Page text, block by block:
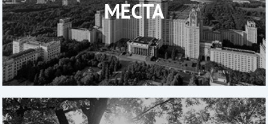
МЕСТА